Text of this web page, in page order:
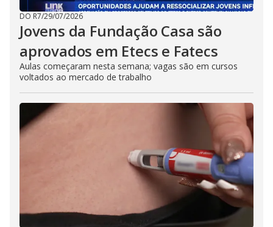
DO R7/29/07/2026
Jovens da Fundação Casa são
aprovados em Etecs e Fatecs
Aulas começaram nesta semana; vagas são em cursos
voltados ao mercado de trabalho